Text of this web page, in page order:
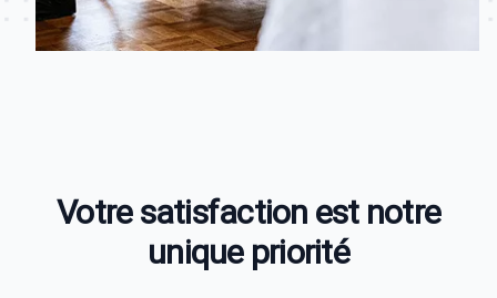
Votre satisfaction est notre
unique priorité